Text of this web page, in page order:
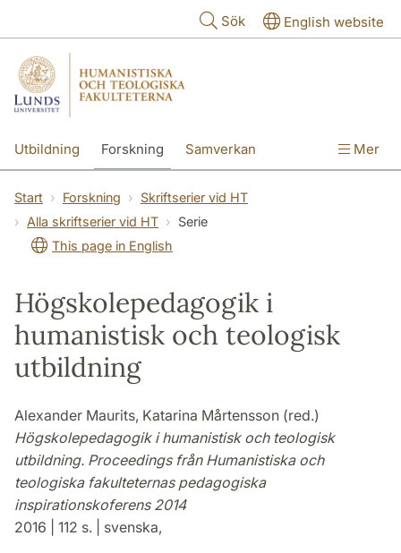
Sök English website
Utbildning Forskning Samverkan Mer
Start Forskning
Skriftserier vid HT
Alla skriftserier vid HT
Serie
This page in English
Högskolepedagogik i
humanistisk och teologisk
utbildning
Alexander Maurits, Katarina Mårtensson (red.)
Högskolepedagogik i humanistisk och teologisk
utbildning. Proceedings från Humanistiska och
teologiska fakulteternas pedagogiska
inspirationskoferens 2014
2016 | 112 s. | svenska,